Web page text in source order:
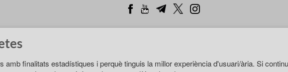
Política de galetes Política de xarxes socials
amb finalitats estadístiques i perquè tinguis la millor experiència d'usuari/ària. Si